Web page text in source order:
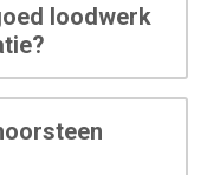
loodwerk